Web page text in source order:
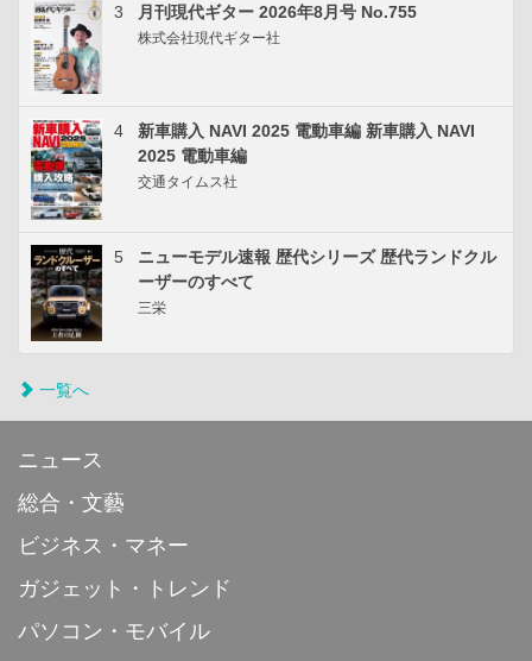
3 月刊現代ギター 2026年8月号 No.755
株式会社現代ギター社
4
新車購入 NAVI 2025 電動車編 新車購入 NAVI
2025 電動車編
交通タイムス社
5
ニューモデル速報 歴代シリーズ 歴代ランドクル
ーザーのすべて
三栄
一覧へ
ニュース
総合・文藝
ビジネス・マネー
ガジェット・トレンド
パソコン・モバイル